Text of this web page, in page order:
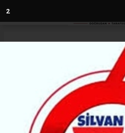
1
SİLVAN’DA
SILVAN
(MG) - FARQİN NEWS | 11.09.2025 -